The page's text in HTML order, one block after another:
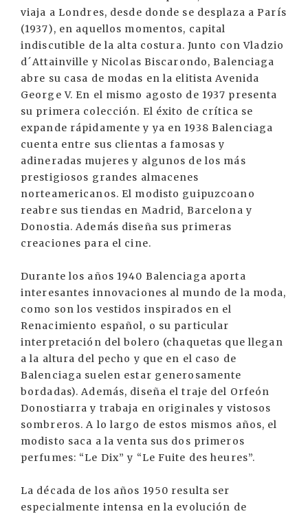
viaja a Londres, desde donde se desplaza a París
(1937), en aquellos momentos, capital
indiscutible de la alta costura. Junto con Vladzio
d´Attainville y Nicolas Biscarondo, Balenciaga
abre su casa de modas en la elitista Avenida
George V. En el mismo agosto de 1937 presenta
su primera colección. El éxito de crítica se
expande rápidamente y ya en 1938 Balenciaga
cuenta entre sus clientas a famosas y
adineradas mujeres y algunos de los más
prestigiosos grandes almacenes
norteamericanos. El modisto guipuzcoano
reabre sus tiendas en Madrid, Barcelona y
Donostia. Además diseña sus primeras
creaciones para el cine.
Durante los años 1940 Balenciaga aporta
interesantes innovaciones al mundo de la moda,
como son los vestidos inspirados en el
Renacimiento español, o su particular
interpretación del bolero (chaquetas que llegan
a la altura del pecho y que en el caso de
Balenciaga suelen estar generosamente
bordadas). Además, diseña el traje del Orfeón
Donostiarra y trabaja en originales y vistosos
sombreros. A lo largo de estos mismos años, el
modisto saca a la venta sus dos primeros
perfumes: “Le Dix” y “Le Fuite des heures”.
La década de los años 1950 resulta ser
especialmente intensa en la evolución de